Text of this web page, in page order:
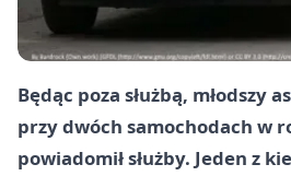
Będąc poza służbą, młodszy
przy dwóch samochodach w
powiadomił służby. Jeden z